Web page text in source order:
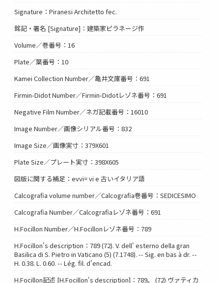
Signature：Piranesi Architetto fec.
銘記・署名 [Signature]：建築家ピラネージ作
Volume／巻番号：16
Plate／葉番号：10
Kamei Collection Number／亀井文庫番号：691
Firmin-Didot Number／Firmin-Didotレゾネ番号：691
Negative Film Number／ネガ記載番号：16010
Image Number／画像シリアル番号：832
Image Size／画像実寸：379X601
Plate Size／プレート実寸：398X605
図版に関する補足：evvi= vi e 古いイタリア語
Calcografia volume number／Calcografia巻番号：SEDICESIMO
Calcografia Number／Calcografiaレゾネ番号：691
H.Focillon Number／H.Focillonレゾネ番号：789
H.Focillon's description：789 (72). V. dell' esterno della gran
Basilica di S. Pietro in Vaticano (5) (7.1748). -- Sig. en bas à dr. --
H. 0.38. L. 0.60. -- Lég. fil. d'encad.
H.Focillon記述 [H.Focillon's description]：789。 (72) ヴァティカ